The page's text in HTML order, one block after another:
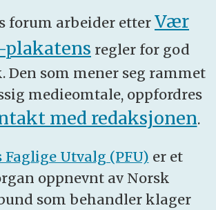
forum arbeider etter Vær
plakatens regler for god
Den som mener seg rammet
medieomtale, oppfordres
med redaksjonen.
Faglige Utvalg (PFU) er et
oppnevnt av Norsk
som behandler klager